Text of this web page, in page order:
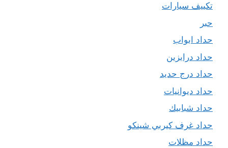
تكييف سيارات
حبر
حداد ابواب
حداد درابزين
حداد درج حديد
حداد ديوانيات
حداد شبابيك
حداد غرف كيربي شينكو
حداد مظلات